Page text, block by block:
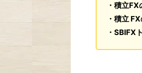
・積立
・積立
・SBIFX